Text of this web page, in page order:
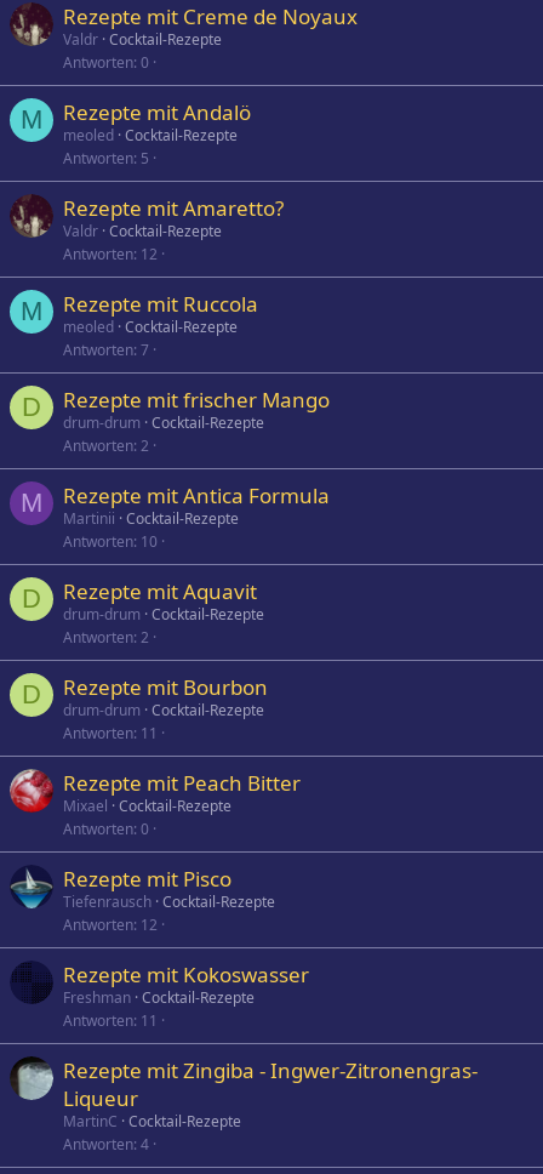
Rezepte mit Creme de Noyaux
Valdr Cocktail-Rezepte
Antworten 0
M Rezepte mit Andalö
meoled Cocktail-Rezepte
Antworten 5
Rezepte mit Amaretto?
Valdr Cocktail-Rezepte
Antworten 12
M Rezepte mit Ruccola
meoled Cocktail-Rezepte
Antworten 7
D Rezepte mit frischer Mango
drum-drum Cocktail-Rezepte
Antworten 2
M Rezepte mit Antica Formula
Martinii Cocktail-Rezepte
Antworten 10
D Rezepte mit Aquavit
drum-drum Cocktail-Rezepte
Antworten 2
D Rezepte mit Bourbon
drum-drum Cocktail-Rezepte
Antworten 11
Rezepte mit Peach Bitter
Mixael Cocktail-Rezepte
Antworten 0
Rezepte mit Pisco
Tiefenrausch Cocktail-Rezepte
Antworten 12
Rezepte mit Kokoswasser
Freshman Cocktail-Rezepte
Antworten 11
Rezepte mit Zingiba - Ingwer-Zitronengras-
Liqueur
MartinC Cocktail-Rezepte
Antworten 4